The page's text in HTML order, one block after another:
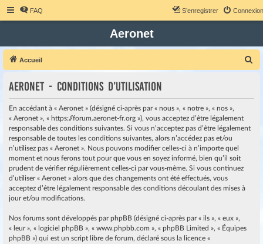
FAQ Connexion
S’enregistrer
Aeronet
Accueil
Aeronet - Conditions d’utilisation
En accédant à « Aeronet » (désigné ci-après par « nous », « notre », « nos »,
« Aeronet », « https://forum.aeronet-fr.org »), vous acceptez d’être légalement
responsable des conditions suivantes. Si vous n’acceptez pas d’être légalement
responsable de toutes les conditions suivantes, alors n’accédez pas et/ou
n’utilisez pas « Aeronet ». Nous pouvons modifier celles-ci à n’importe quel
moment et nous ferons tout pour que vous en soyez informé, bien qu’il soit
prudent de vérifier régulièrement celles-ci par vous-même. Si vous continuez
d’utiliser « Aeronet » alors que des changements ont été effectués, vous
acceptez d’être légalement responsable des conditions découlant des mises à
jour et/ou modifications.
Nos forums sont développés par phpBB (désigné ci-après par « ils », « eux »,
« leur », « logiciel phpBB », « www.phpbb.com », « phpBB Limited », « Équipes
phpBB ») qui est un script libre de forum, déclaré sous la licence «